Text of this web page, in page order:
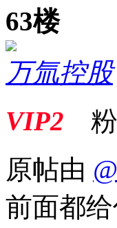
63楼
万氚控股
VIP2
原帖由
前面都